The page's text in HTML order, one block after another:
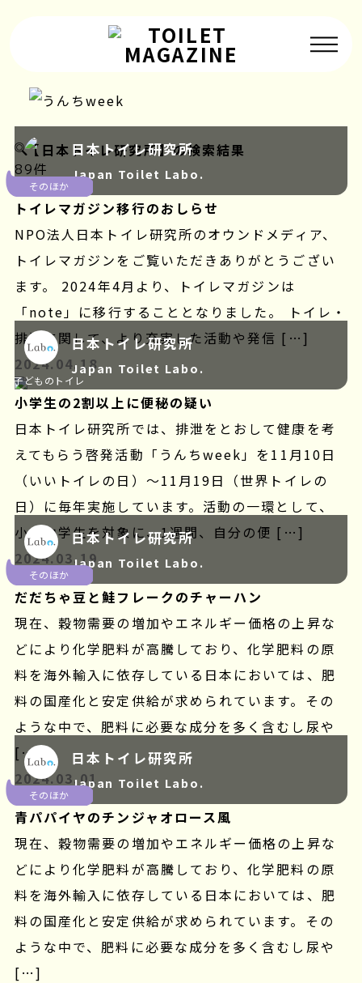
トイレマガジンとは
お問い合わせ
災害時のトイレ
おすすめトイレ
うんちはすごい
トイレムービー
そのほか
【日本トイレ研究所】の検索結果
89件
日本トイレ研究所
Japan Toilet Labo.
そのほか
トイレマガジン移行のおしらせ
NPO法人日本トイレ研究所のオウンドメディア、
トイレマガジンをご覧いただきありがとうござい
ます。 2024年4月より、トイレマガジンは
「note」に移行することとなりました。 トイレ・
排泄に関して、より充実した活動や発信 […]
2024.04.18
日本トイレ研究所
Japan Toilet Labo.
子どものトイレ
小学生の2割以上に便秘の疑い
日本トイレ研究所では、排泄をとおして健康を考
えてもらう啓発活動「うんちweek」を11月10日
（いいトイレの日）～11月19日（世界トイレの
日）に毎年実施しています。活動の一環として、
小・中学生を対象に、1週間、自分の便 […]
2024.03.19
日本トイレ研究所
Japan Toilet Labo.
そのほか
だだちゃ豆と鮭フレークのチャーハン
現在、穀物需要の増加やエネルギー価格の上昇な
どにより化学肥料が高騰しており、化学肥料の原
料を海外輸入に依存している日本においては、肥
料の国産化と安定供給が求められています。その
ような中で、肥料に必要な成分を多く含むし尿や
[…]
2024.03.01
日本トイレ研究所
Japan Toilet Labo.
そのほか
青パパイヤのチンジャオロース風
現在、穀物需要の増加やエネルギー価格の上昇な
どにより化学肥料が高騰しており、化学肥料の原
料を海外輸入に依存している日本においては、肥
料の国産化と安定供給が求められています。その
ような中で、肥料に必要な成分を多く含むし尿や
[…]